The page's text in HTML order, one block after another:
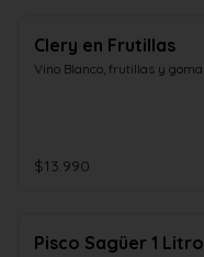
Clery en Frutillas
Vino Blanco, frutillas y goma
$13.990
Pisco Sagüer 1 Litro